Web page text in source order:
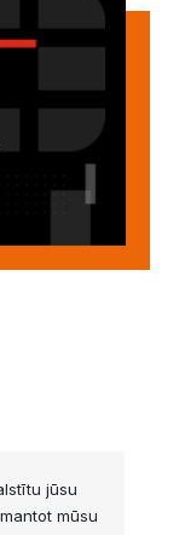
jūsu
mūsu